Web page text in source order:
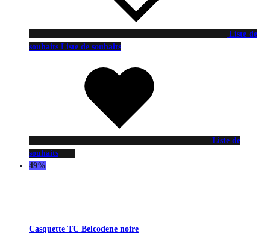
Liste de
souhaits Liste de souhaits
Liste de
souhaits
49%
Casquette TC Belcodene noire